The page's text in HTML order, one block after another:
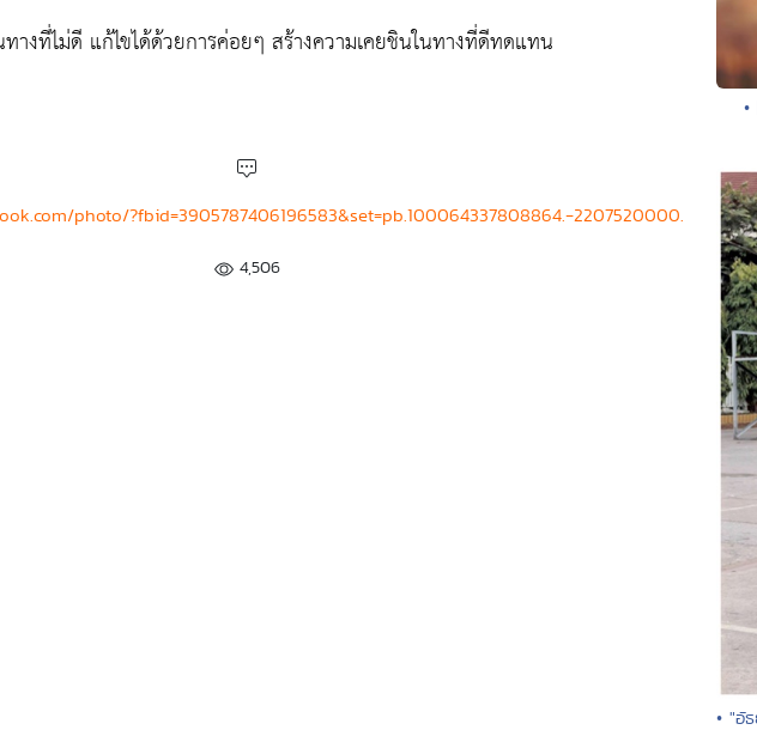
างที่ไม่ดี แก้ไขได้ด้วยการค่อยๆ สร้างความเคยชินในทางที่ดีทดแทน
photo/?fbid=3905787406196583&set=pb.100064337808864.-2207520000.
4,506
• "อั